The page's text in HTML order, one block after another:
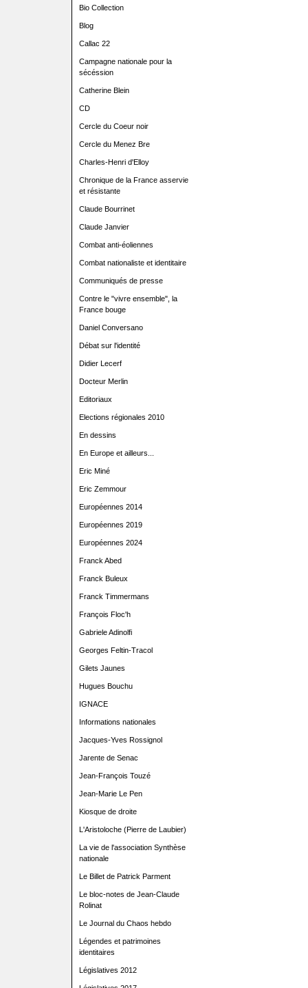
Bio Collection
Blog
Callac 22
Campagne nationale pour la
sécéssion
Catherine Blein
CD
Cercle du Coeur noir
Cercle du Menez Bre
Charles-Henri d'Elloy
Chronique de la France asservie
et résistante
Claude Bourrinet
Claude Janvier
Combat anti-éoliennes
Combat nationaliste et identitaire
Communiqués de presse
Contre le "vivre ensemble", la
France bouge
Daniel Conversano
Débat sur l'identité
Didier Lecerf
Docteur Merlin
Editoriaux
Elections régionales 2010
En dessins
En Europe et ailleurs...
Eric Miné
Eric Zemmour
Européennes 2014
Européennes 2019
Européennes 2024
Franck Abed
Franck Buleux
Franck Timmermans
François Floc'h
Gabriele Adinolfi
Georges Feltin-Tracol
Gilets Jaunes
Hugues Bouchu
IGNACE
Informations nationales
Jacques-Yves Rossignol
Jarente de Senac
Jean-François Touzé
Jean-Marie Le Pen
Kiosque de droite
L'Aristoloche (Pierre de Laubier)
La vie de l'association Synthèse
nationale
Le Billet de Patrick Parment
Le bloc-notes de Jean-Claude
Rolinat
Le Journal du Chaos hebdo
Légendes et patrimoines
identitaires
Législatives 2012